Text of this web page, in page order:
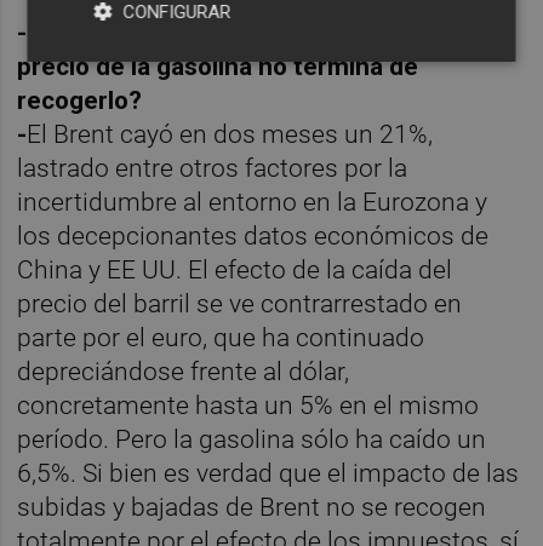
-¿Por qué el petróleo está bajando y el
precio de la gasolina no termina de
recogerlo?
-El Brent cayó en dos meses un 21%,
lastrado entre otros factores por la
incertidumbre al entorno en la Eurozona y
los decepcionantes datos económicos de
China y EE UU. El efecto de la caída del
precio del barril se ve contrarrestado en
parte por el euro, que ha continuado
depreciándose frente al dólar,
concretamente hasta un 5% en el mismo
período. Pero la gasolina sólo ha caído un
6,5%. Si bien es verdad que el impacto de las
subidas y bajadas de Brent no se recogen
CONFIGURAR